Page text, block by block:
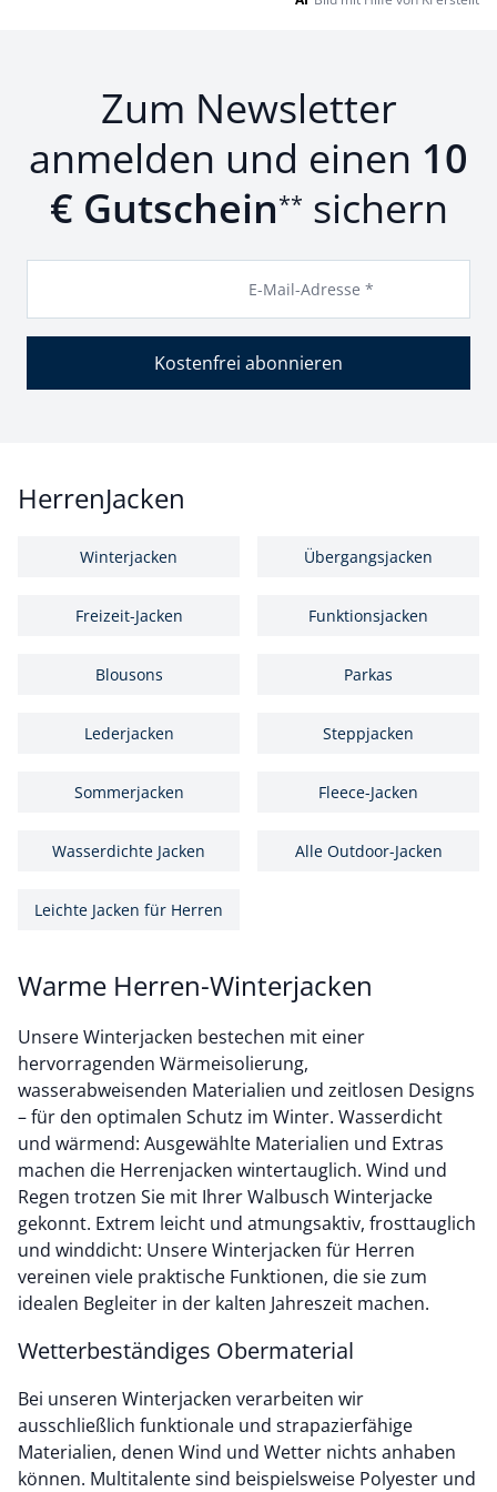
Zum Newsletter
anmelden und einen 10
€ Gutschein** sichern
E-Mail-Adresse *
Kostenfrei abonnieren
HerrenJacken
Winterjacken Übergangsjacken
Freizeit-Jacken Funktionsjacken
Blousons Parkas
Lederjacken Steppjacken
Sommerjacken Fleece-Jacken
Wasserdichte Jacken Alle Outdoor-Jacken
Leichte Jacken für Herren
Warme Herren-Winterjacken
Unsere Winterjacken bestechen mit einer
hervorragenden Wärmeisolierung,
wasserabweisenden Materialien und zeitlosen Designs
– für den optimalen Schutz im Winter. Wasserdicht
und wärmend: Ausgewählte Materialien und Extras
machen die Herrenjacken wintertauglich. Wind und
Regen trotzen Sie mit Ihrer Walbusch Winterjacke
gekonnt. Extrem leicht und atmungsaktiv, frosttauglich
und winddicht: Unsere Winterjacken für Herren
vereinen viele praktische Funktionen, die sie zum
idealen Begleiter in der kalten Jahreszeit machen.
Wetterbeständiges Obermaterial
Bei unseren Winterjacken verarbeiten wir
ausschließlich funktionale und strapazierfähige
Materialien, denen Wind und Wetter nichts anhaben
können. Multitalente sind beispielsweise Polyester und